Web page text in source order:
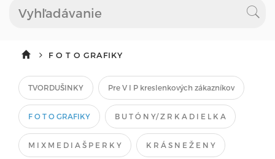
F O T O GRAFIKY
TVORDUŠINKY Pre V I P kreslenkových zákazníkov
F O T O GRAFIKY B U T Ó N Y/ Z R K A D I E L K A
M I X M E D I A Š P E R K Y K R Á S N E Ž E N Y